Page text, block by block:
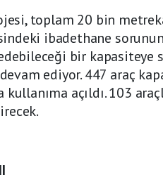
toplam 20 bin
ibadethane
bir kapasiteye
ediyor. 447 araç
açıldı. 103